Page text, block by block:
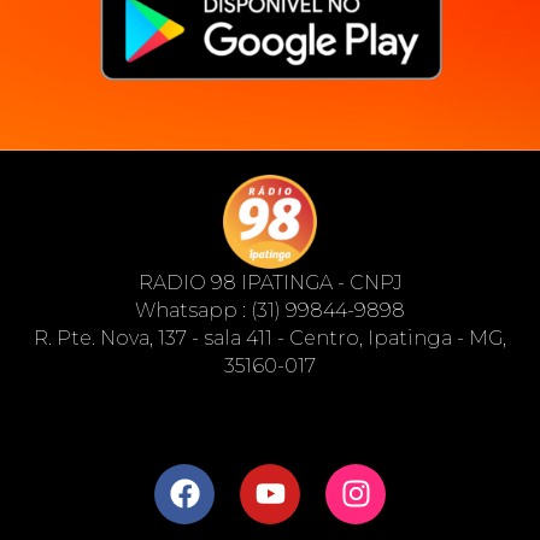
RADIO 98 IPATINGA - CNPJ
Whatsapp : (31) 99844-9898
R. Pte. Nova, 137 - sala 411 - Centro, Ipatinga - MG,
35160-017